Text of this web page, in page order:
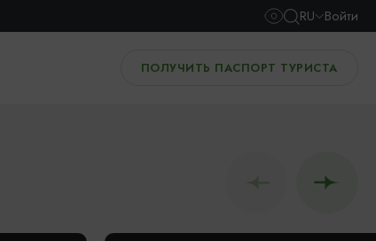
RU Войти
ПОЛУЧИТЬ ПАСПОРТ ТУРИСТА